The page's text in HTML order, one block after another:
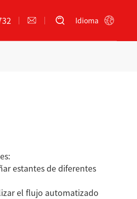
flejadora automática de
Idioma
estantes de diferentes
el flujo automatizado